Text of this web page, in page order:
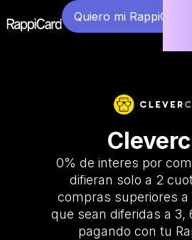
Quiero mi RappiCard
0% de interes por
difieran solo a 2
compras superiores
que sean diferidas a 3,
pagando con tu